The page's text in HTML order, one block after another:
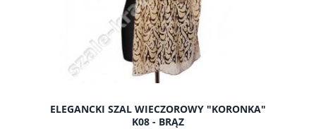
ELEGANCKI SZAL WIECZOROWY "KORONKA"
K08 - BRĄZ